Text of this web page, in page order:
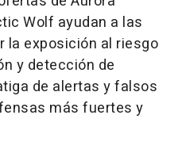
Wolf ayudan a las
la exposición al riesgo
y detección de
de alertas y falsos
más fuertes y